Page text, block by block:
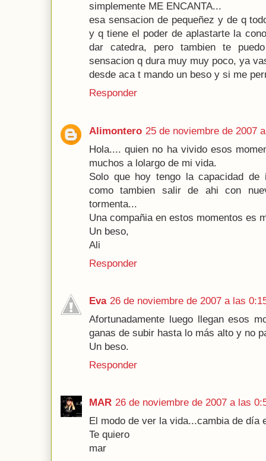
simplemente ME ENCANTA...
esa sensacion de pequeñez y de q
y q tiene el poder de aplastarte la
dar catedra, pero tambien te
sensacion q dura muy muy poco, ya
desde aca t mando un beso y si me
Responder
Alimontero 25 de noviembre de 2007
Hola.... quien no ha vivido esos
muchos a lolargo de mi vida.
Solo que hoy tengo la capacidad
como tambien salir de ahi con
tormenta...
Una compañia en estos momentos es
Un beso,
Ali
Responder
Eva 26 de noviembre de 2007 a las
Afortunadamente luego llegan esos
ganas de subir hasta lo más alto y no
Un beso.
Responder
MAR 26 de noviembre de 2007 a las
El modo de ver la vida...cambia de día
Te quiero
mar